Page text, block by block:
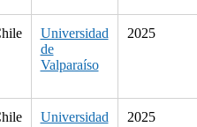
Universidad
de
Valparaíso
2025
Universidad
2025